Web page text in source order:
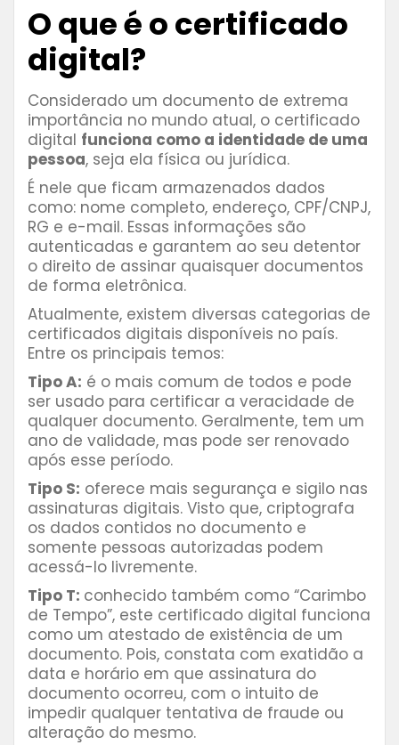
O que é o certificado
digital?
Considerado um documento de extrema
importância no mundo atual, o certificado
digital funciona como a identidade de uma
pessoa, seja ela física ou jurídica.
É nele que ficam armazenados dados
como: nome completo, endereço, CPF/CNPJ,
RG e e-mail. Essas informações são
autenticadas e garantem ao seu detentor
o direito de assinar quaisquer documentos
de forma eletrônica.
Atualmente, existem diversas categorias de
certificados digitais disponíveis no país.
Entre os principais temos:
Tipo A: é o mais comum de todos e pode
ser usado para certificar a veracidade de
qualquer documento. Geralmente, tem um
ano de validade, mas pode ser renovado
após esse período.
Tipo S: oferece mais segurança e sigilo nas
assinaturas digitais. Visto que, criptografa
os dados contidos no documento e
somente pessoas autorizadas podem
acessá-lo livremente.
Tipo T: conhecido também como “Carimbo
de Tempo”, este certificado digital funciona
como um atestado de existência de um
documento. Pois, constata com exatidão a
data e horário em que assinatura do
documento ocorreu, com o intuito de
impedir qualquer tentativa de fraude ou
alteração do mesmo.